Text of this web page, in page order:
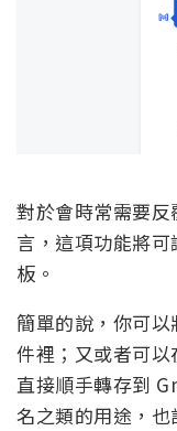
對於會時常需要
言，這項功能將
板。
簡單的說，你可
件裡；又或者可
直接順手轉存到
名之類的用途，